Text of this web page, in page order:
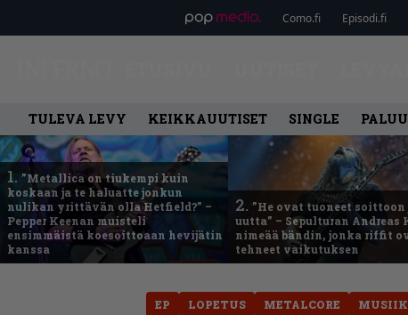
Como.fi Episodi.fi
TULEVA LEVY KEIKKAUUTISET SINGLE PALUU
1. ”Metallica on tiukempi kuin
koskaan ja te haluatte jonkun
nulikan yrittävän olla Hetfield?” –
Pepper Keenan muisteli
ensimmäistä koesoittoaan hevijätin
kanssa
2. ”He ovat tuoneet
uutta” – Sepulturan Andreas
nimeää bändin, jonka riffit
tehneet vaikutuksen
EP LOPETUS METALCORE